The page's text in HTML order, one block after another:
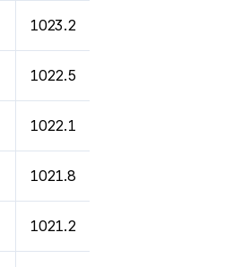
1023.2
1022.5
1022.1
1021.8
1021.2